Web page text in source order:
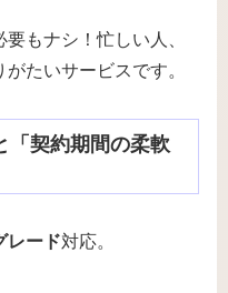
もナシ！忙しい人、
たいサービスです。
「契約期間の柔軟
レード対応。